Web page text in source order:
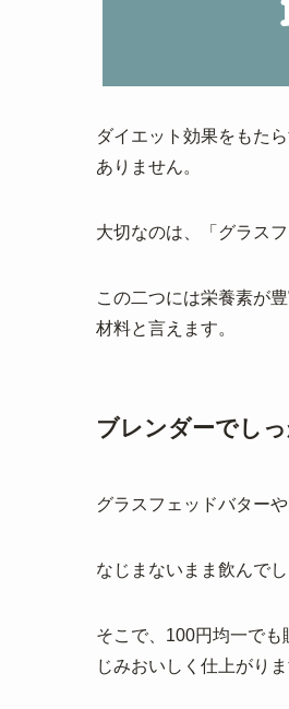
ダイエット効果をもた
ありません。
大切なのは、「グラス
この二つには栄養素が
材料と言えます。
ブレンダーでし
グラスフェッドバター
なじまないまま飲んで
そこで、100円均一で
じみおいしく仕上がりま